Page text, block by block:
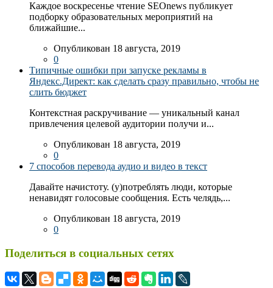
Каждое воскресенье чтение SEOnews публикует
подборку образовательных мероприятий на
ближайшие...
Опубликован 18 августа, 2019
0
Типичные ошибки при запуске рекламы в
Яндекс.Директ: как сделать сразу правильно, чтобы не
слить бюджет
Контекстная раскручивание — уникальный канал
привлечения целевой аудитории получи и...
Опубликован 18 августа, 2019
0
7 способов перевода аудио и видео в текст
Давайте начистоту. (у)потреблять люди, которые
ненавидят голосовые сообщения. Есть челядь,...
Опубликован 18 августа, 2019
0
Поделиться в социальных сетях